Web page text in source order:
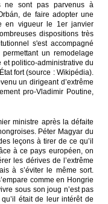
ne sont pas parvenus à
de faire adopter une
en vigueur le 1er janvier
dispositions très
s'est accompagné
un remodelage
politico-administrative du
fort (source : Wikipédia).
un dirigeant d’extrême
pro-Vladimir Poutine,
ministre après la défaite
Péter Magyar du
leçons à tirer de ce qu’il
à ce pays européen, on
les dérives de l’extrême
à s’éviter le même sort.
comme en Hongrie
sous son joug n’est pas
était de leur intérêt de